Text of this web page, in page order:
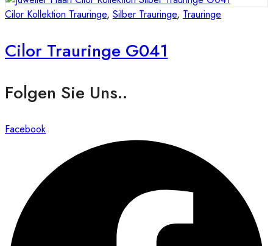
Cilor Kollektion Trauringe, Silber Trauringe, Trauringe
Cilor Trauringe G041
Folgen Sie Uns..
Facebook